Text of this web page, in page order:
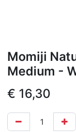
Momiji
Medium -
€ 16,30